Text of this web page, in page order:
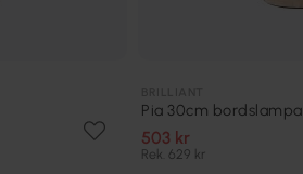
Pia 30cm bordslampa
503 kr
Rek. 629 kr